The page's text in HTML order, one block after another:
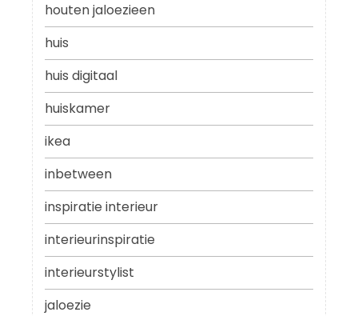
houten jaloezieen
huis
huis digitaal
huiskamer
ikea
inbetween
inspiratie interieur
interieurinspiratie
interieurstylist
jaloezie